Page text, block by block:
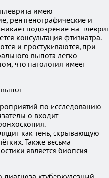
имеют
рентгенографические и
подозрение на плеврит
консультация фтизиатра.
и простукиваются, при
выпота легко
что патология имеет
по исследованию
входит
как тень, скрывающую
Также весьма
является биопсия
«туберкулёзный